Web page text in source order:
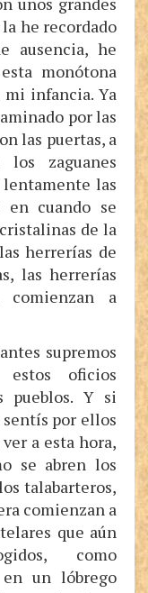
he recordado
ausencia, he
monótona
infancia. Ya
por las
las puertas, a
zaguanes
lentamente las
en cuando se
de la
herrerías de
las herrerías
comienzan a
supremos
oficios
pueblos. Y si
por ellos
a esta hora,
se abren los
talabarteros,
comienzan a
que aún
como
en un lóbrego